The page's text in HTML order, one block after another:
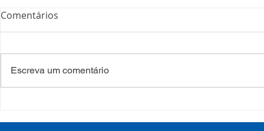
formação sobre saúde
SETEC,
Comentários
Escreva um comentário